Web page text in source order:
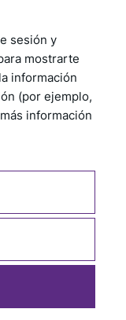
sesión y
mostrarte
información
(por ejemplo,
información